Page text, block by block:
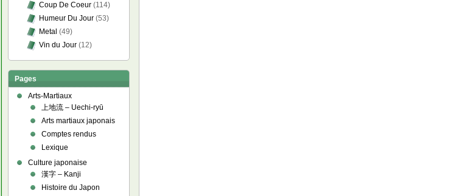
Coup De Coeur (114)
Humeur Du Jour (53)
Metal (49)
Vin du Jour (12)
Pages
Arts-Martiaux
上地流 – Uechi-ryū
Arts martiaux japonais
Comptes rendus
Lexique
Culture japonaise
漢字 – Kanji
Histoire du Japon